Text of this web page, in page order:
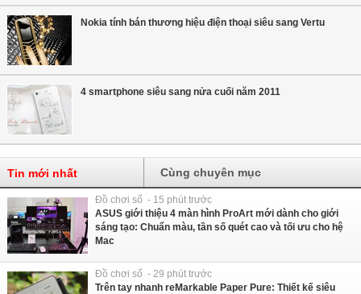
Nokia tính bán thương hiệu điện thoại siêu sang Vertu
4 smartphone siêu sang nửa cuối năm 2011
Tin mới nhất Cùng chuyên mục
Đồ chơi số - 15 phút trước
ASUS giới thiệu 4 màn hình ProArt mới dành cho giới
sáng tạo: Chuẩn màu, tần số quét cao và tối ưu cho hệ
Mac
Đồ chơi số - 29 phút trước
Trên tay nhanh reMarkable Paper Pure: Thiết kế siêu